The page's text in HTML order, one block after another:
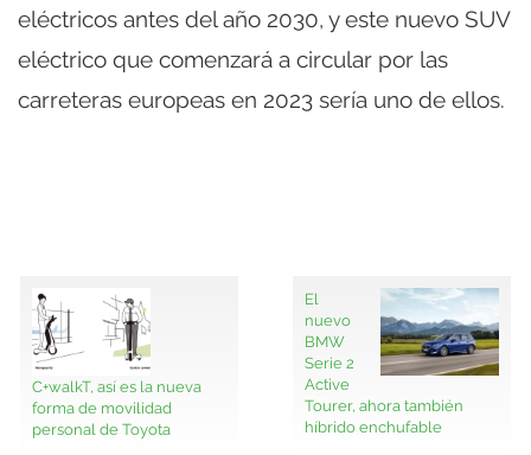
eléctricos antes del año 2030, y este nuevo SUV
eléctrico que comenzará a circular por las
carreteras europeas en 2023 sería uno de ellos.
C+walkT, así es la nueva
forma de movilidad
personal de Toyota
El
nuevo
BMW
Serie 2
Active
Tourer, ahora también
híbrido enchufable